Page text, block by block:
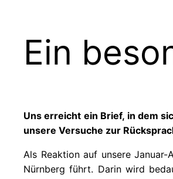
Ein
Uns erreicht ein Brief, in dem
unsere Versuche zur
Als Reaktion auf unsere Januar-
Nürnberg führt. Darin wird